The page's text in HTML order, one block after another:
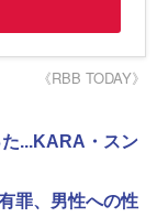
《RBB TODAY》
...KARA・スン
罪、男性への性